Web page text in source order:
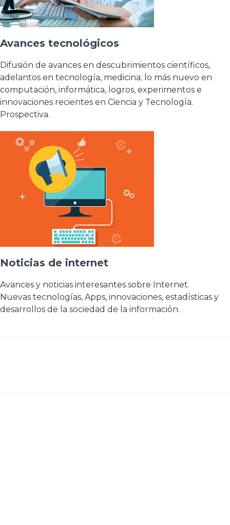
Avances tecnológicos
Difusión de avances en descubrimientos científicos,
adelantos en tecnología, medicina; lo más nuevo en
computación, informática, logros, experimentos e
innovaciones recientes en Ciencia y Tecnología.
Prospectiva.
Noticias de internet
Avances y noticias interesantes sobre Internet.
Nuevas tecnologías, Apps, innovaciones, estadísticas y
desarrollos de la sociedad de la información.